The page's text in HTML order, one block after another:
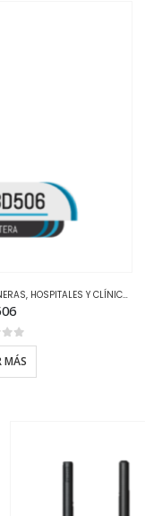
MERCADOS
, HOSPITALES Y CLÍNICAS
of 5
MÁS